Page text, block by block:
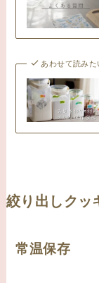
あわせて読みた
絞り出しクッ
常温保存